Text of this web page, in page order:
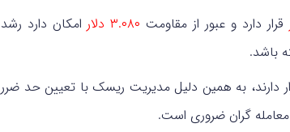
قرار دارد و عبور از مقاومت ۳.۰۸۰ دلار
امکان دارد رشد
باشد.
دارند، به همین دلیل مدیریت ریسک با تعیین حد ضرر
گران ضروری است.